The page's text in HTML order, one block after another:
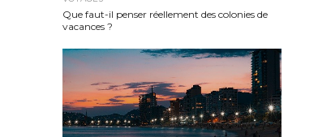
Que faut-il penser réellement des colonies de
vacances ?